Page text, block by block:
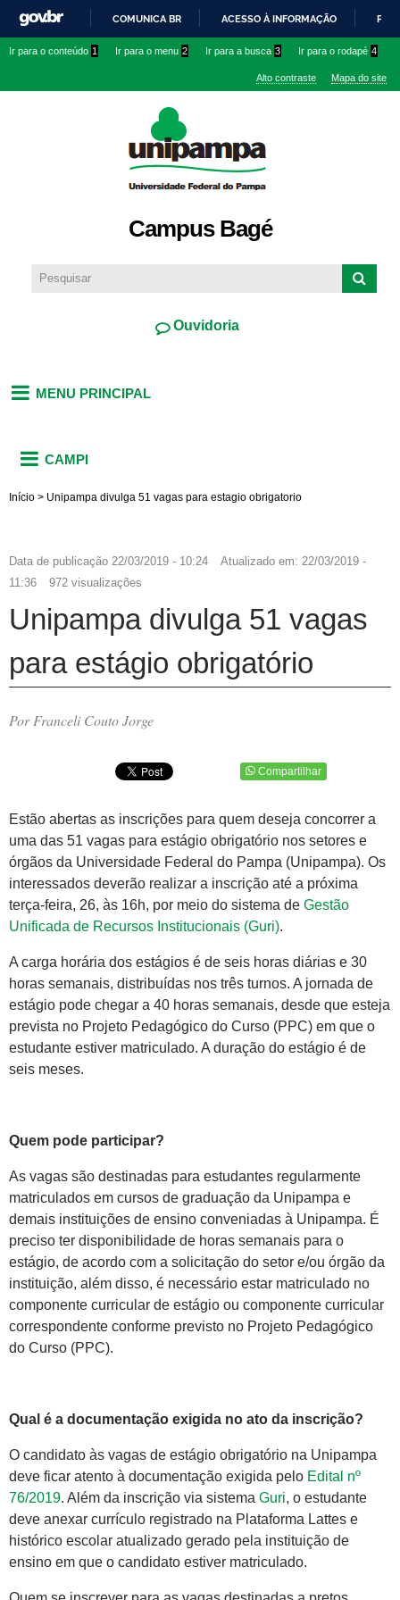
conteúdo
IR
O
COMUNICA BR ACESSO À INFORMAÇÃO
Ir para o conteúdo 1 Ir para o menu 2 Ir para a busca 3 Ir para o rodapé 4
Alto contraste Mapa do site
Campus Bagé
Ouvidoria
MENU PRINCIPAL
CAMPI
Início > Unipampa divulga 51 vagas para estagio obrigatorio
Data de publicação 22/03/2019 - 10:24 Atualizado em: 22/03/2019 -
11:36
972 visualizações
Unipampa divulga 51 vagas
para estágio obrigatório
Por Franceli Couto Jorge
Compartilhar
Estão abertas as inscrições para quem deseja concorrer a
uma das 51 vagas para estágio obrigatório nos setores e
órgãos da Universidade Federal do Pampa (Unipampa). Os
interessados deverão realizar a inscrição até a próxima
terça-feira, 26, às 16h, por meio do sistema de Gestão
Unificada de Recursos Institucionais (Guri).
A carga horária dos estágios é de seis horas diárias e 30
horas semanais, distribuídas nos três turnos. A jornada de
estágio pode chegar a 40 horas semanais, desde que esteja
prevista no Projeto Pedagógico do Curso (PPC) em que o
estudante estiver matriculado. A duração do estágio é de
seis meses.
Quem pode participar?
As vagas são destinadas para estudantes regularmente
matriculados em cursos de graduação da Unipampa e
demais instituições de ensino conveniadas à Unipampa. É
preciso ter disponibilidade de horas semanais para o
estágio, de acordo com a solicitação do setor e/ou órgão da
instituição, além disso, é necessário estar matriculado no
componente curricular de estágio ou componente curricular
correspondente conforme previsto no Projeto Pedagógico
do Curso (PPC).
Qual é a documentação exigida no ato da inscrição?
O candidato às vagas de estágio obrigatório na Unipampa
deve ficar atento à documentação exigida pelo Edital nº
76/2019. Além da inscrição via sistema Guri, o estudante
deve anexar currículo registrado na Plataforma Lattes e
histórico escolar atualizado gerado pela instituição de
ensino em que o candidato estiver matriculado.